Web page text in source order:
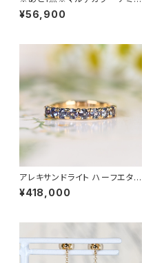
レット K18YG ブレスレット（YP1
947）
¥56,900
アレキサンドライト ハーフエタニ
ティ K18YG リング 11号（GH10
19）
¥418,000